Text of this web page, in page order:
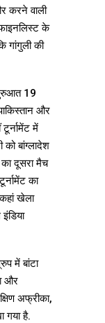
करने वाली
के
गांगुली की
19
और
में
को बांग्लादेश
दूसरा मैच
का
खेला
में बांटा
और
अफ्रीका,
गया है.